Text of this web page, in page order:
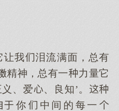
让我泪流满面，总有
精神，总有一力量它
义、爱、良知’。
你中间的每一